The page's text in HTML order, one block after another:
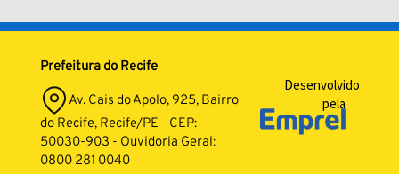
Prefeitura do Recife
Av. Cais do Apolo, 925, Bairro
do Recife, Recife/PE - CEP:
50030-903 - Ouvidoria Geral:
0800 281 0040
Desenvolvido
pela